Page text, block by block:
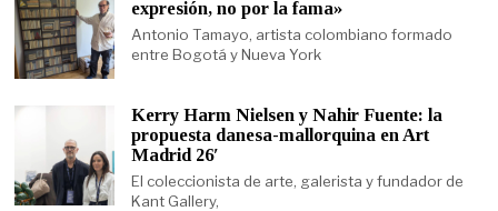
expresión, no por la fama»
Antonio Tamayo, artista colombiano formado
entre Bogotá y Nueva York
Kerry Harm Nielsen y Nahir Fuente: la
propuesta danesa-mallorquina en Art
Madrid 26′
El coleccionista de arte, galerista y fundador de
Kant Gallery,